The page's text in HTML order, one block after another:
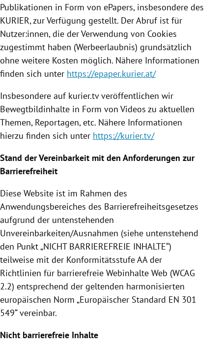
Publikationen in Form von ePapers, insbesondere des
KURIER, zur Verfügung gestellt. Der Abruf ist für
Nutzer:innen, die der Verwendung von Cookies
zugestimmt haben (Werbeerlaubnis) grundsätzlich
ohne weitere Kosten möglich. Nähere Informationen
finden sich unter https://epaper.kurier.at/
Insbesondere auf kurier.tv veröffentlichen wir
Bewegtbildinhalte in Form von Videos zu aktuellen
Themen, Reportagen, etc. Nähere Informationen
hierzu finden sich unter https://kurier.tv/
Stand der Vereinbarkeit mit den Anforderungen zur
Barrierefreiheit
Diese Website ist im Rahmen des
Anwendungsbereiches des Barrierefreiheitsgesetzes
aufgrund der untenstehenden
Unvereinbarkeiten/Ausnahmen (siehe untenstehend
den Punkt „NICHT BARRIEREFREIE INHALTE“)
teilweise mit der Konformitätsstufe AA der
Richtlinien für barrierefreie Webinhalte Web (WCAG
2.2) entsprechend der geltenden harmonisierten
europäischen Norm „Europäischer Standard EN 301
549“ vereinbar.
Nicht barrierefreie Inhalte